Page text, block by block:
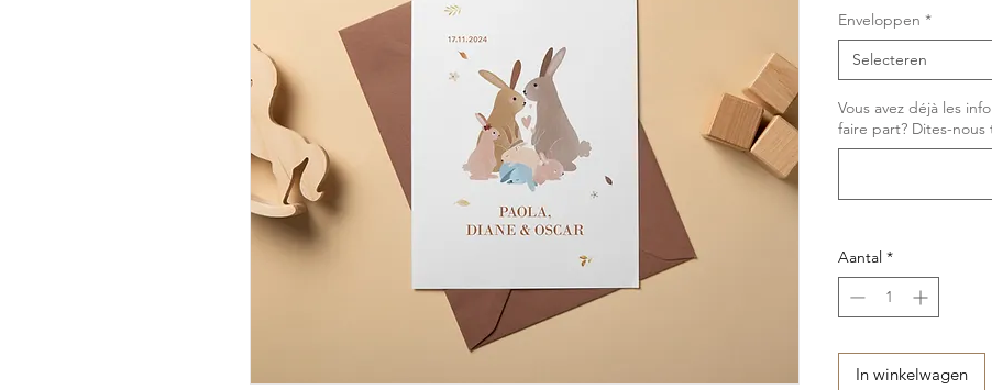
Enveloppen *
Selecteren
Vous avez déjà les
faire part? Dites-
Aantal *
In winkelwagen